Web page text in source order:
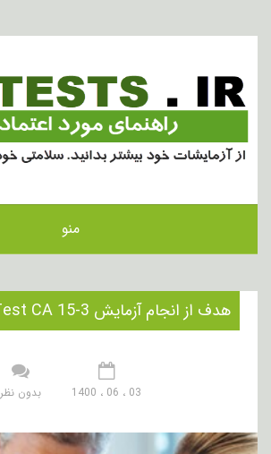
منو
هدف از انجام آزمایش Test CA 15-3 چیست؟
03 ، 06 ، 1400 بدون نظر